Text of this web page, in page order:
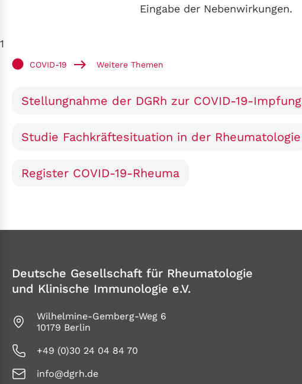
Eingabe der Nebenwirkungen.
1
COVID-19 Weitere Themen
Stellungnahme der DGRh zur COVID-19-Impfung
Studie Fachkräftesituation in der Rheumatologie
Register COVID-19-Rheuma
Deutsche Gesellschaft für Rheumatologie
und Klinische Immunologie e.V.
Wilhelmine-Gemberg-Weg 6
10179 Berlin
+49 (0)30 24 04 84 70
info@dgrh.de